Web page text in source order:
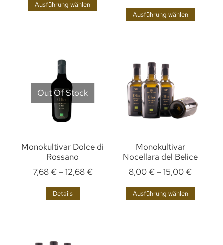
Ausführung wählen
Ausführung wählen
Out Of Stock
Monokultivar Dolce di
Rossano
7,68€ –12,68€
Details
Monokultivar
Nocellara del Belice
8,00€ –15,00€
Ausführung wählen